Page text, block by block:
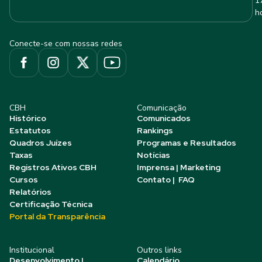
Conecte-se com nossas redes
CBH
Histórico
Estatutos
Quadros Juízes
Taxas
Registros Ativos CBH
Cursos
Relatórios
Certificação Técnica
Portal da Transparência
Comunicação
Comunicados
Rankings
Programas e Resultados
Notícias
Imprensa | Marketing
Contato | FAQ
Institucional Outros links